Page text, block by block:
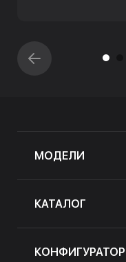
МОДЕЛИ
КАТАЛОГ
КОНФИГУРАТОР